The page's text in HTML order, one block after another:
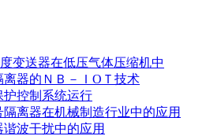
变送器在低压气体压缩机中
器的ＮＢ－ＩOＴ技术
控制系统运行
离器在机械制造行业中的应用
波干扰中的应用